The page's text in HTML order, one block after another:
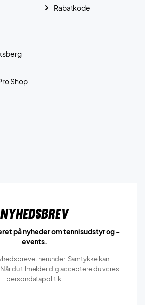
Rabatkode
Shop
Nyhedsbrev
på nyheder om tennisudstyr og -
events.
herunder. Samtykke kan
du tilmelder dig acceptere du vores
persondatapolitik.